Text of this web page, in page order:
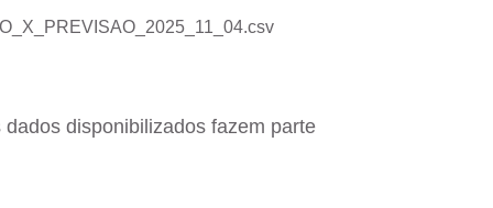
disponibilizados fazem parte